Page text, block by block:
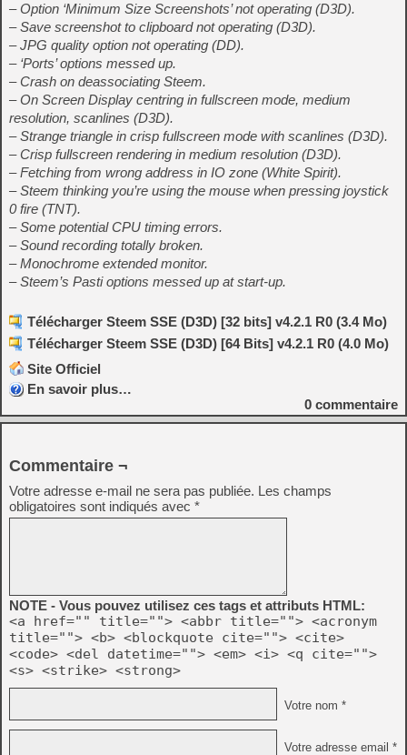
– Option ‘Minimum Size Screenshots’ not operating (D3D).
– Save screenshot to clipboard not operating (D3D).
– JPG quality option not operating (DD).
– ‘Ports’ options messed up.
– Crash on deassociating Steem.
– On Screen Display centring in fullscreen mode, medium
resolution, scanlines (D3D).
– Strange triangle in crisp fullscreen mode with scanlines (D3D).
– Crisp fullscreen rendering in medium resolution (D3D).
– Fetching from wrong address in IO zone (White Spirit).
– Steem thinking you’re using the mouse when pressing joystick
0 fire (TNT).
– Some potential CPU timing errors.
– Sound recording totally broken.
– Monochrome extended monitor.
– Steem’s Pasti options messed up at start-up.
Télécharger Steem SSE (D3D) [32 bits] v4.2.1 R0 (3.4 Mo)
Télécharger Steem SSE (D3D) [64 Bits] v4.2.1 R0 (4.0 Mo)
Site Officiel
En savoir plus…
0 commentaire
Commentaire ¬
Votre adresse e-mail ne sera pas publiée. Les champs
obligatoires sont indiqués avec *
NOTE - Vous pouvez utilisez ces tags et attributs HTML:
<a href="" title=""> <abbr title=""> <acronym
title=""> <b> <blockquote cite=""> <cite>
<code> <del datetime=""> <em> <i> <q cite="">
<s> <strike> <strong>
Votre nom *
Votre adresse email *